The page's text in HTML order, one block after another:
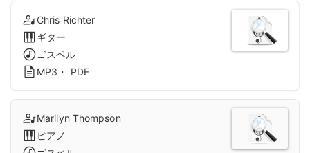
Chris Richter
ギター
ゴスペル
MP3・ PDF
Marilyn Thompson
ピアノ